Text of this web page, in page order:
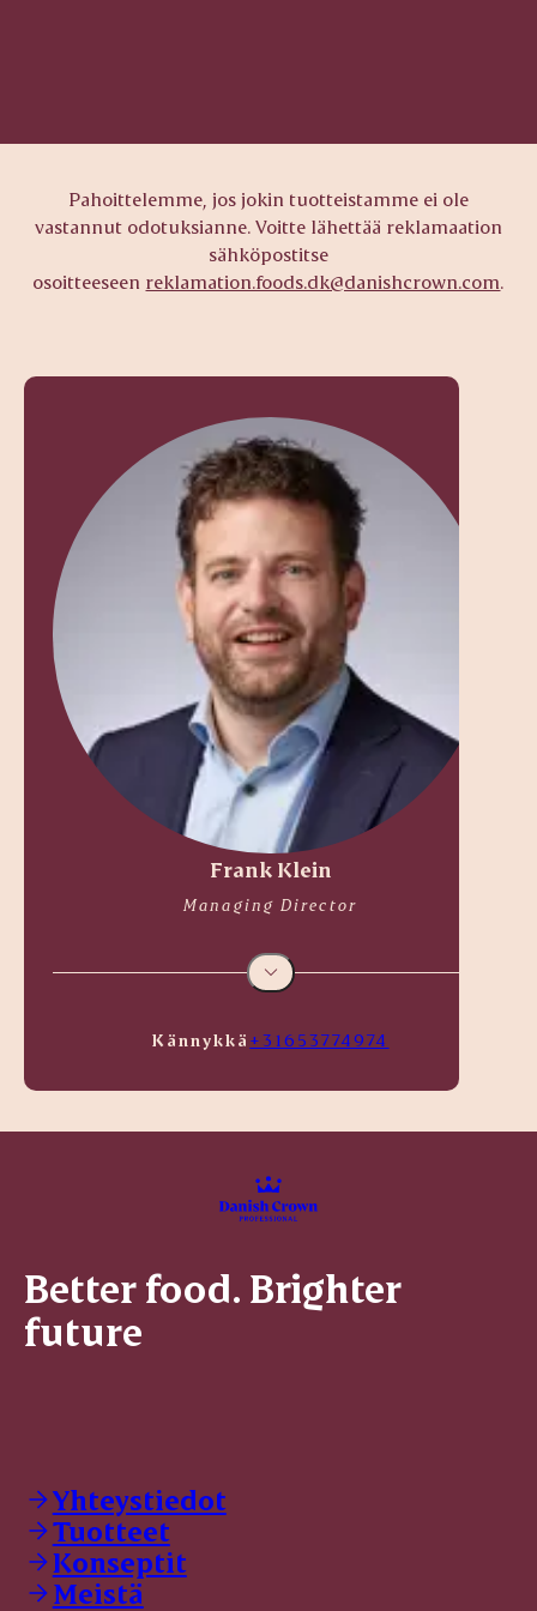
Pahoittelemme, jos jokin tuotteistamme ei ole
vastannut odotuksianne. Voitte lähettää reklamaation
sähköpostitse
osoitteeseen reklamation.foods.dk@danishcrown.com.
Frank Klein
Managing Director
Kännykkä +31653774974
Better food. Brighter
future
Yhteystiedot
Tuotteet
Konseptit
Meistä